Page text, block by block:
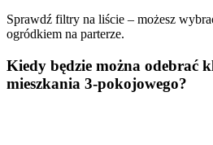
Sprawdź filtry na liście – możesz
ogródkiem na parterze.
Kiedy będzie można odebrać
mieszkania 3-pokojowego?